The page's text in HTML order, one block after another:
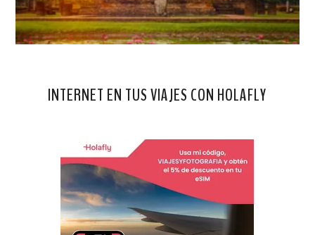
INTERNET EN TUS VIAJES CON HOLAFLY